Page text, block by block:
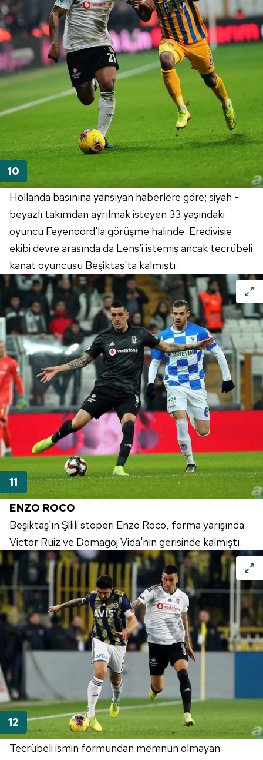
Hollanda basınına yansıyan haberlere göre; siyah -
beyazlı takımdan ayrılmak isteyen 33 yaşındaki
oyuncu Feyenoord'la görüşme halinde. Eredivisie
ekibi devre arasında da Lens'i istemiş ancak tecrübeli
kanat oyuncusu Beşiktaş'ta kalmıştı.
ENZO ROCO
Beşiktaş'ın Şilili stoperi Enzo Roco, forma yarışında
Victor Ruiz ve Domagoj Vida'nın gerisinde kalmıştı.
Tecrübeli ismin formundan memnun olmayan